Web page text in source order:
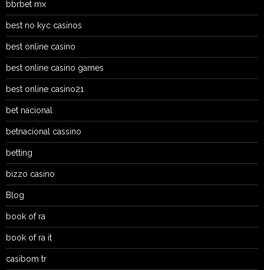
bbrbet mx
best no kyc casinos
best online casino
best online casino games
best online casino21
bet nacional
betnacional cassino
betting
bizzo casino
Blog
book of ra
book of ra it
casibom tr